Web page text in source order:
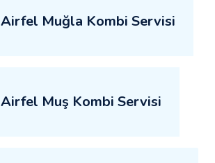
Airfel Muğla Kombi Servisi
Airfel Muş Kombi Servisi